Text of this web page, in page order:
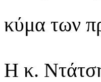
κύμα των
Η κ.